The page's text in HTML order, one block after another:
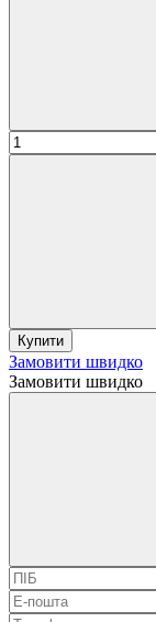
Купити
Замовити швидко
Замовити швидко